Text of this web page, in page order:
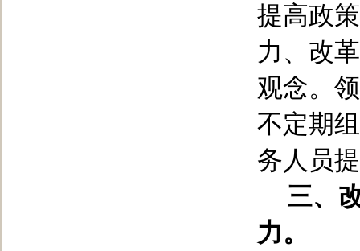
提高政
力、改
观念。
不定期
务人员
三、
力。